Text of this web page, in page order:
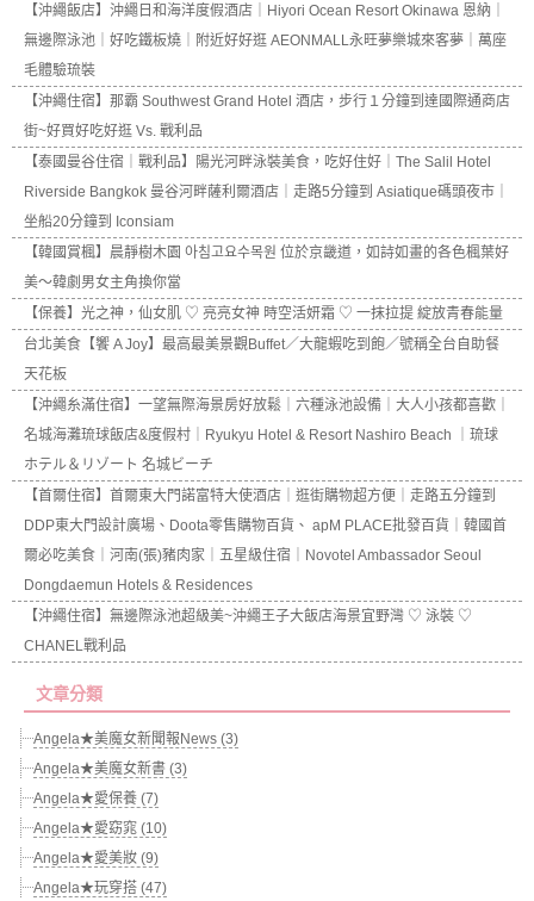
【沖繩飯店】沖繩日和海洋度假酒店｜Hiyori Ocean Resort Okinawa 恩納｜
無邊際泳池｜好吃鐵板燒｜附近好好逛 AEONMALL永旺夢樂城來客夢｜萬座
毛體驗琉裝
【沖繩住宿】那霸 Southwest Grand Hotel 酒店，步行１分鐘到達國際通商店
街~好買好吃好逛 Vs. 戰利品
【泰國曼谷住宿｜戰利品】陽光河畔泳裝美食，吃好住好｜The Salil Hotel
Riverside Bangkok 曼谷河畔薩利爾酒店｜走路5分鐘到 Asiatique碼頭夜市｜
坐船20分鐘到 Iconsiam
【韓國賞楓】晨靜樹木園 아침고요수목원 位於京畿道，如詩如畫的各色楓葉好
美～韓劇男女主角換你當
【保養】光之神，仙女肌 ♡ 亮亮女神 時空活妍霜 ♡ 一抹拉提 綻放青春能量
台北美食【饗 A Joy】最高最美景觀Buffet／大龍蝦吃到飽／號稱全台自助餐
天花板
【沖繩糸滿住宿】一望無際海景房好放鬆｜六種泳池設備｜大人小孩都喜歡｜
名城海灘琉球飯店&度假村｜Ryukyu Hotel & Resort Nashiro Beach ｜琉球
ホテル＆リゾート 名城ビーチ
【首爾住宿】首爾東大門諾富特大使酒店｜逛街購物超方便｜走路五分鐘到
DDP東大門設計廣場、Doota零售購物百貨、 apM PLACE批發百貨｜韓國首
爾必吃美食｜河南(張)豬肉家｜五星級住宿｜Novotel Ambassador Seoul
Dongdaemun Hotels & Residences
【沖繩住宿】無邊際泳池超級美~沖繩王子大飯店海景宜野灣 ♡ 泳裝 ♡
CHANEL戰利品
文章分類
Angela★美魔女新聞報News (3)
Angela★美魔女新書 (3)
Angela★愛保養 (7)
Angela★愛窈窕 (10)
Angela★愛美妝 (9)
Angela★玩穿搭 (47)